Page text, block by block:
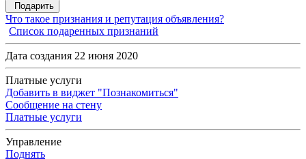
Подарить
Что такое признания и репутация объявления?
Список подаренных признаний
Дата создания 22 июня 2020
Платные услуги
Добавить в виджет "Познакомиться"
Сообщение на стену
Платные услуги
Управление
Поднять